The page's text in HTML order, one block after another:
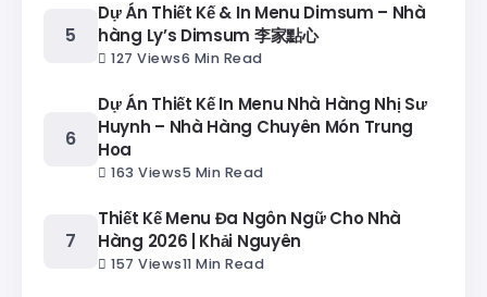
Dự Án Thiết Kế & In Menu Dimsum – Nhà
hàng Ly’s Dimsum 李家點心
127 Views6 Min Read
Dự Án Thiết Kế In Menu Nhà Hàng Nhị Sư
Huynh – Nhà Hàng Chuyên Món Trung
Hoa
163 Views5 Min Read
Thiết Kế Menu Đa Ngôn Ngữ Cho Nhà
Hàng 2026 | Khải Nguyên
157 Views11 Min Read